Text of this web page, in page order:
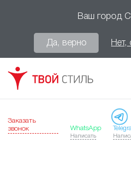
Ваш город
Да, верно Нет,
Заказать
звонок
WhatsApp
Написать